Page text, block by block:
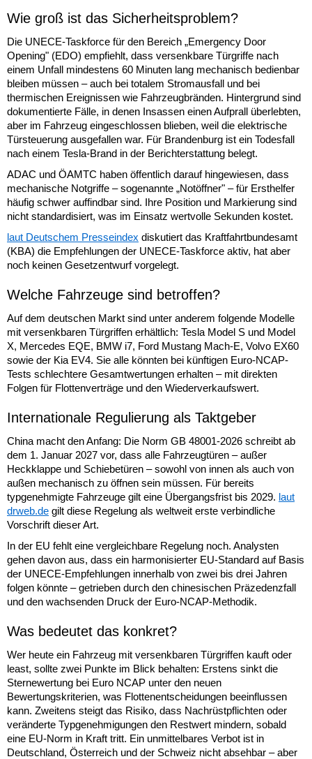
Wie groß ist das Sicherheitsproblem?
Die UNECE-Taskforce für den Bereich „Emergency Door
Opening" (EDO) empfiehlt, dass versenkbare Türgriffe nach
einem Unfall mindestens 60 Minuten lang mechanisch bedienbar
bleiben müssen – auch bei totalem Stromausfall und bei
thermischen Ereignissen wie Fahrzeugbränden. Hintergrund sind
dokumentierte Fälle, in denen Insassen einen Aufprall überlebten,
aber im Fahrzeug eingeschlossen blieben, weil die elektrische
Türsteuerung ausgefallen war. Für Brandenburg ist ein Todesfall
nach einem Tesla-Brand in der Berichterstattung belegt.
ADAC und ÖAMTC haben öffentlich darauf hingewiesen, dass
mechanische Notgriffe – sogenannte „Notöffner" – für Ersthelfer
häufig schwer auffindbar sind. Ihre Position und Markierung sind
nicht standardisiert, was im Einsatz wertvolle Sekunden kostet.
laut Deutschem Presseindex diskutiert das Kraftfahrtbundesamt
(KBA) die Empfehlungen der UNECE-Taskforce aktiv, hat aber
noch keinen Gesetzentwurf vorgelegt.
Welche Fahrzeuge sind betroffen?
Auf dem deutschen Markt sind unter anderem folgende Modelle
mit versenkbaren Türgriffen erhältlich: Tesla Model S und Model
X, Mercedes EQE, BMW i7, Ford Mustang Mach-E, Volvo EX60
sowie der Kia EV4. Sie alle könnten bei künftigen Euro-NCAP-
Tests schlechtere Gesamtwertungen erhalten – mit direkten
Folgen für Flottenverträge und den Wiederverkaufswert.
Internationale Regulierung als Taktgeber
China macht den Anfang: Die Norm GB 48001-2026 schreibt ab
dem 1. Januar 2027 vor, dass alle Fahrzeugtüren – außer
Heckklappe und Schiebetüren – sowohl von innen als auch von
außen mechanisch zu öffnen sein müssen. Für bereits
typgenehmigte Fahrzeuge gilt eine Übergangsfrist bis 2029. laut
drweb.de gilt diese Regelung als weltweit erste verbindliche
Vorschrift dieser Art.
In der EU fehlt eine vergleichbare Regelung noch. Analysten
gehen davon aus, dass ein harmonisierter EU-Standard auf Basis
der UNECE-Empfehlungen innerhalb von zwei bis drei Jahren
folgen könnte – getrieben durch den chinesischen Präzedenzfall
und den wachsenden Druck der Euro-NCAP-Methodik.
Was bedeutet das konkret?
Wer heute ein Fahrzeug mit versenkbaren Türgriffen kauft oder
least, sollte zwei Punkte im Blick behalten: Erstens sinkt die
Sternewertung bei Euro NCAP unter den neuen
Bewertungskriterien, was Flottenentscheidungen beeinflussen
kann. Zweitens steigt das Risiko, dass Nachrüstpflichten oder
veränderte Typgenehmigungen den Restwert mindern, sobald
eine EU-Norm in Kraft tritt. Ein unmittelbares Verbot ist in
Deutschland, Österreich und der Schweiz nicht absehbar – aber